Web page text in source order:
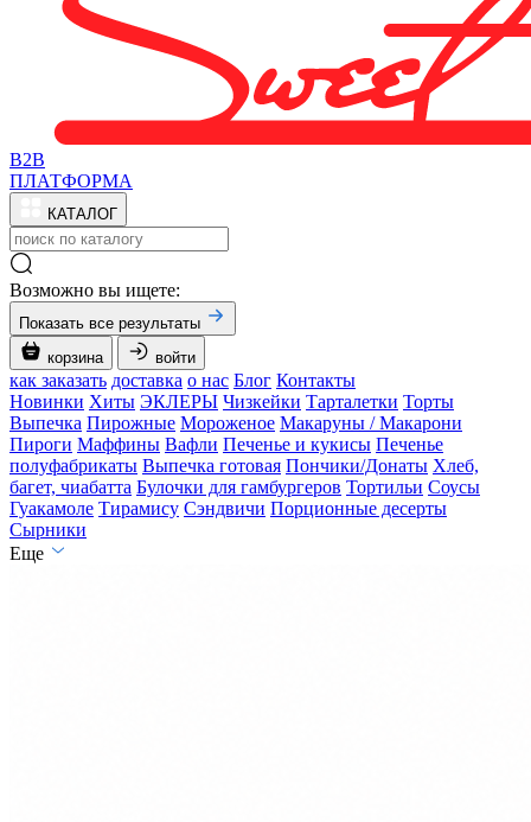
B2B
ПЛАТФОРМА
КАТАЛОГ
Возможно вы ищете:
Показать все результаты
корзина
войти
как заказать доставка о нас Блог Контакты
Новинки Хиты ЭКЛЕРЫ Чизкейки Тарталетки Торты
Выпечка Пирожные Мороженое Макаруны / Макарони
Пироги Маффины Вафли Печенье и кукисы Печенье
полуфабрикаты Выпечка готовая Пончики/Донаты Хлеб,
багет, чиабатта Булочки для гамбургеров Тортильи Соусы
Гуакамоле Тирамису Сэндвичи Порционные десерты
Сырники
Еще